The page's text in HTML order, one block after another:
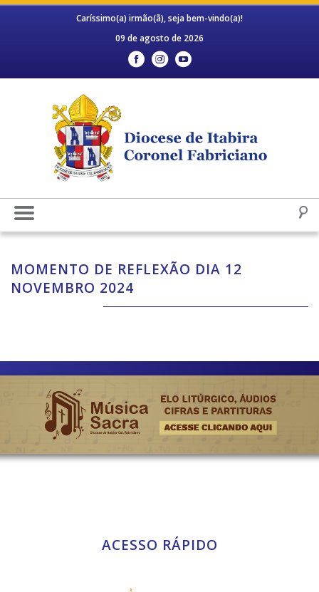
Caríssimo(a) irmão(ã), seja bem-vindo(a)!
09 de agosto de 2026
MOMENTO DE REFLEXÃO DIA 12
NOVEMBRO 2024
ACESSO RÁPIDO